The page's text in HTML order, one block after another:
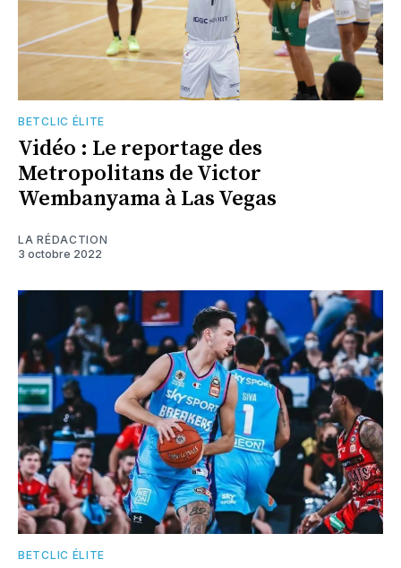
BETCLIC ÉLITE
Vidéo : Le reportage des
Metropolitans de Victor
Wembanyama à Las Vegas
LA RÉDACTION
3 octobre 2022
BETCLIC ÉLITE